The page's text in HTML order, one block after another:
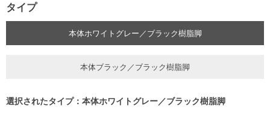
タイプ
本体ホワイトグレー／ブラック樹脂脚
本体ブラック／ブラック樹脂脚
選択されたタイプ：本体ホワイトグレー／ブラック樹脂脚